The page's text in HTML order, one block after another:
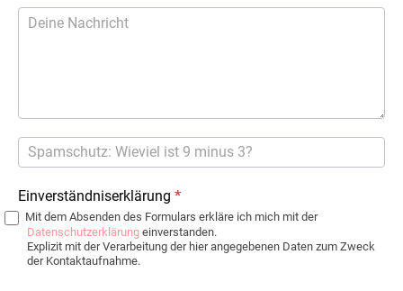
Einverständniserklärung *
Mit dem Absenden des Formulars erkläre ich mich mit der
Datenschutzerklärung einverstanden.
Explizit mit der Verarbeitung der hier angegebenen Daten zum Zweck
der Kontaktaufnahme.